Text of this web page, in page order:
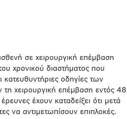
σε χειρουργική επέμβαση
χρονικού διαστήματος που
κατευθυντήριες οδηγίες των
χειρουργική επέμβαση εντός 48
έχουν καταδείξει ότι μετά
να αντιμετωπίσουν επιπλοκές.